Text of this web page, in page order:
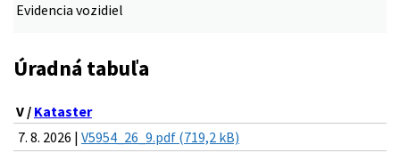
Evidencia vozidiel
Úradná tabuľa
V / Kataster
7. 8. 2026 | V5954_26_9.pdf (719,2 kB)